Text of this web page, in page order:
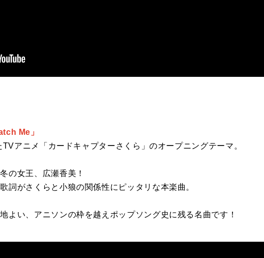
Me」
アニメ「カードキャプターさくら」のオープニングテーマ。
の女王、広瀬香美！
詞がさくらと 小狼の関係性にピッタリ な本楽曲。
よい、アニソンの枠を越えポップソング史に残る名曲です！